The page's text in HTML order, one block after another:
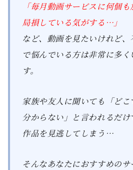
「毎月動画サービスに何個
局損している気がする…」
など、動画を見たいけれど
で悩んでいる方は非常に多
す。
家族や友人に聞いても「ど
分からない」と言われるだ
作品を見逃してしまう…
そんなあなたにおすすめの